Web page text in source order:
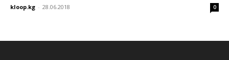
kloop.kg - 28.06.2018 0